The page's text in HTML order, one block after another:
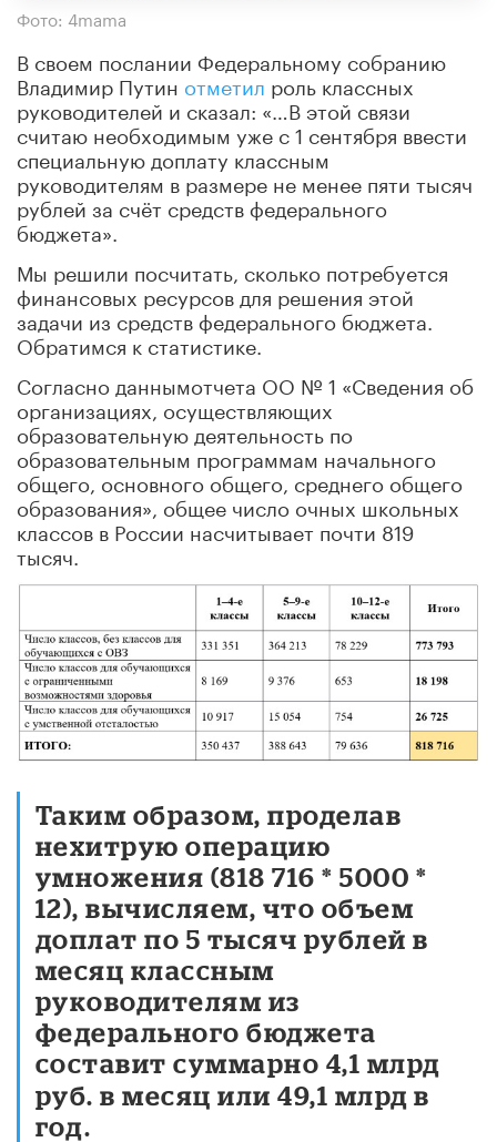
Фото: 4mama
В своем послании Федеральному собранию
Владимир Путин отметил роль классных
руководителей и сказал: «…В этой связи
считаю необходимым уже с 1 сентября ввести
специальную доплату классным
руководителям в размере не менее пяти тысяч
рублей за счёт средств федерального
бюджета».
Мы решили посчитать, сколько потребуется
финансовых ресурсов для решения этой
задачи из средств федерального бюджета.
Обратимся к статистике.
Согласно даннымотчета ОО № 1 «Сведения об
организациях, осуществляющих
образовательную деятельность по
образовательным программам начального
общего, основного общего, среднего общего
образования», общее число очных школьных
классов в России насчитывает почти 819
тысяч.
Таким образом, проделав
нехитрую операцию
умножения (818 716 * 5000 *
12), вычисляем, что объем
доплат по 5 тысяч рублей в
месяц классным
руководителям из
федерального бюджета
составит суммарно 4,1 млрд
руб. в месяц или 49,1 млрд в
год.